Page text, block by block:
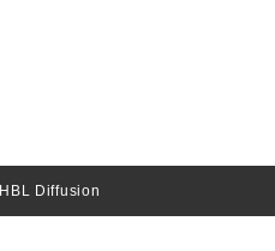
HBL Diffusion